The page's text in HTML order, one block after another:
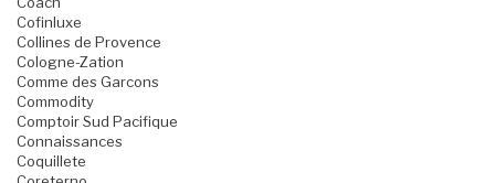
Cofinluxe
Collines de Provence
Cologne-Zation
Comme des Garcons
Commodity
Comptoir Sud Pacifique
Connaissances
Coquillete